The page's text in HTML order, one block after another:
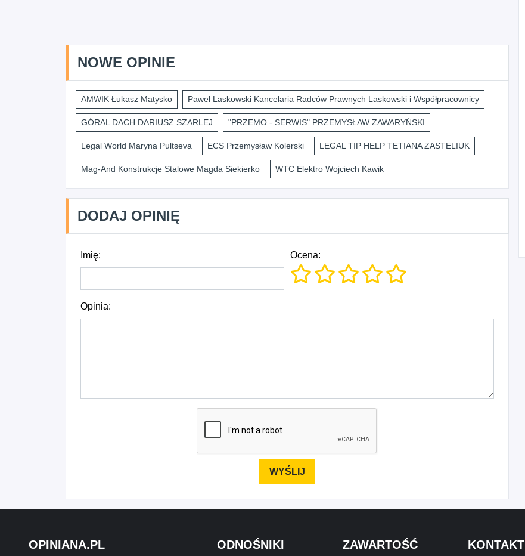
NOWE OPINIE
AMWIK Łukasz Matysko Paweł Laskowski Kancelaria Radców Prawnych Laskowski i Współpracownicy
GÓRAL DACH DARIUSZ SZARLEJ "PRZEMO - SERWIS" PRZEMYSŁAW ZAWARYŃSKI
Legal World Maryna Pultseva ECS Przemysław Kolerski LEGAL TIP HELP TETIANA ZASTELIUK
Mag-And Konstrukcje Stalowe Magda Siekierko WTC Elektro Wojciech Kawik
DODAJ OPINIĘ
Imię: Ocena:
Opinia:
OPINIANA.PL ODNOŚNIKI ZAWARTOŚĆ KONTAKT